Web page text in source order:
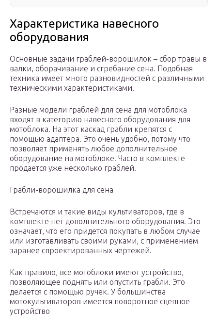
Характеристика навесного
оборудования
Основные задачи граблей-ворошилок – сбор травы в
валки, оборачивание и сгребание сена. Подобная
техника имеет много разновидностей с различными
техническими характеристиками.
Разные модели граблей для сена для мотоблока
входят в категорию навесного оборудования для
мотоблока. На этот каскад грабли крепятся с
помощью адаптера. Это очень удобно, потому что
позволяет применять любое дополнительное
оборудование на мотоблоке. Часто в комплекте
продается уже несколько граблей.
Грабли-ворошилка для сена
Встречаются и такие виды культиваторов, где в
комплекте нет дополнительного оборудования. Это
означает, что его придется покупать в любом случае
или изготавливать своими руками, с применением
заранее спроектированных чертежей.
Как правило, все мотоблоки имеют устройство,
позволяющее поднять или опустить грабли. Это
делается с помощью ручек. У большинства
мотокультиваторов имеется поворотное сцепное
устройство